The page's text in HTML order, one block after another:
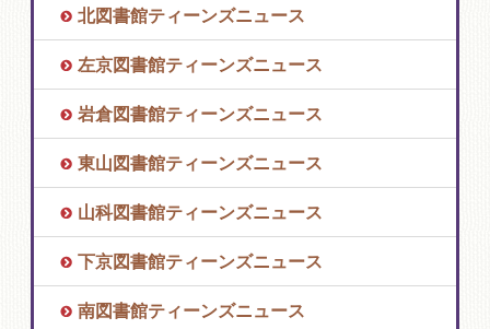
北図書館ティーンズニュース
左京図書館ティーンズニュース
岩倉図書館ティーンズニュース
東山図書館ティーンズニュース
山科図書館ティーンズニュース
下京図書館ティーンズニュース
南図書館ティーンズニュース